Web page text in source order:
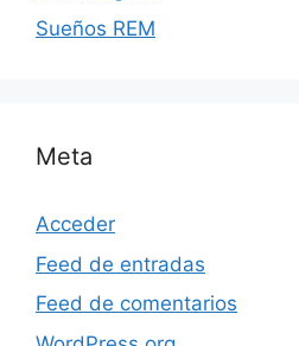
Sueños REM
Meta
Acceder
Feed de entradas
Feed de comentarios